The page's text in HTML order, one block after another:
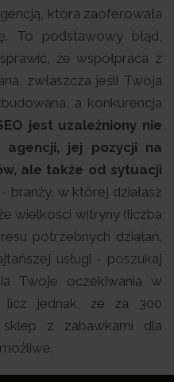
która zaoferowała
To podstawowy błąd,
że współpraca z
zwłaszcza jeśli Twoja
a konkurencja
jest uzależniony nie
jej pozycji na
ale także od sytuacji
- branży, w której działasz
wielkości witryny (liczba
potrzebnych działań.
usługi - poszukaj
Twoje oczekiwania w
licz jednak, że za 300
sklep z zabawkami dla